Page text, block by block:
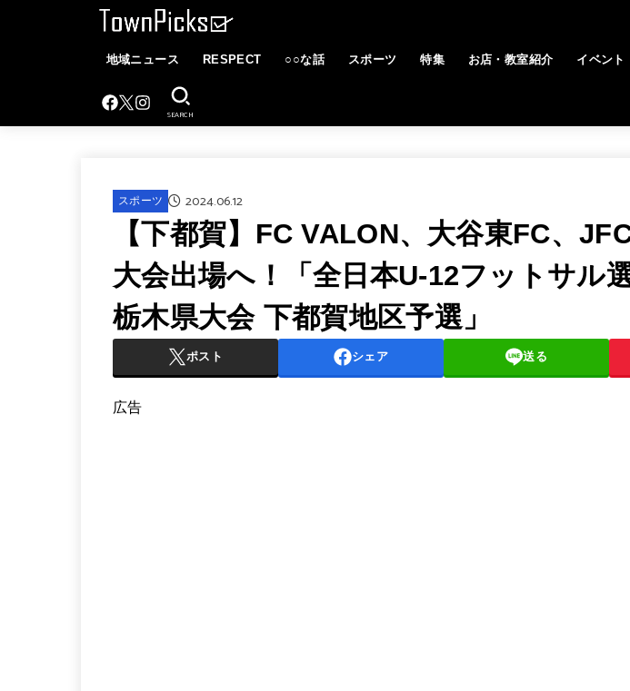
地域ニュース RESPECT ○○な話 スポーツ 特集 お店・教室紹介 イベント
SEARCH
スポーツ 2024.06.12
【下都賀】FC VALON、大谷東FC、
大会出場へ！「全日本U-12フットサル
栃木県大会 下都賀地区予選」
ポスト シェア 送る
広告